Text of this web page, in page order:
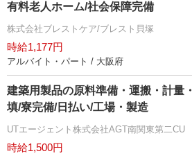
有料老人ホーム/社会保障完備
株式会社ブレストケア/ブレスト貝塚
時給1,177円
アルバイト・パート / 大阪府
建築用製品の原料準備・運搬・計量
填/寮完備/日払い/工場・製造
UTエージェント株式会社AGT南関東第二CU
時給1,500円